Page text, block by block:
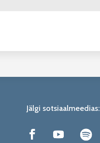
Jälgi sotsiaalmeedias: